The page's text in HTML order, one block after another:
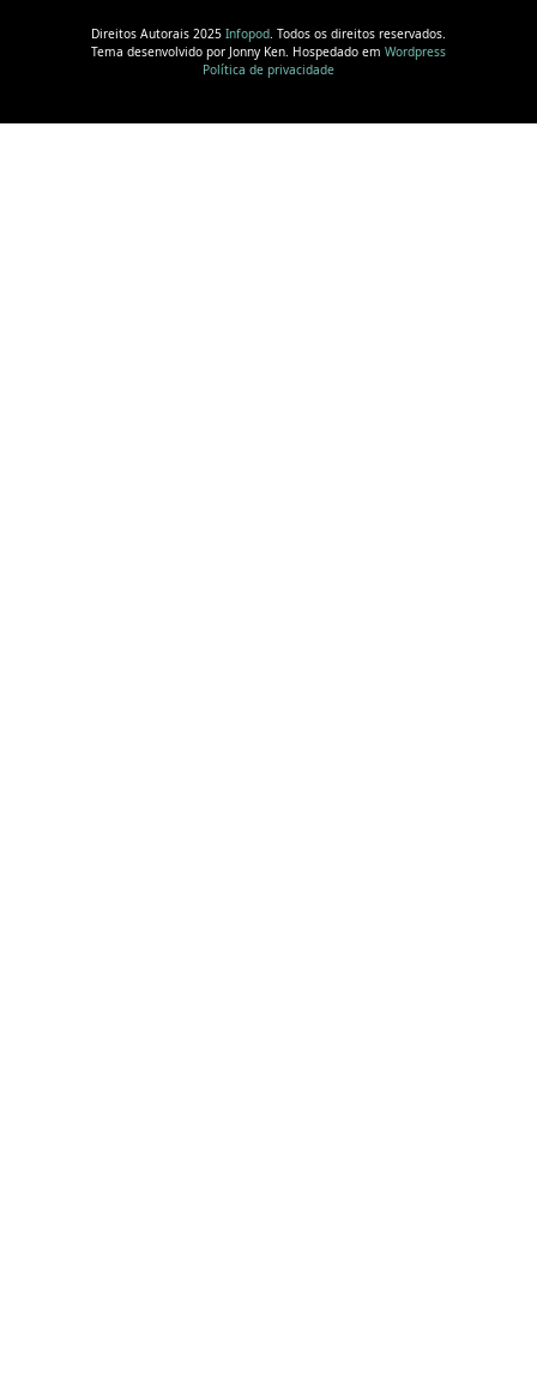
Direitos Autorais 2025 Infopod. Todos os direitos reservados.
Tema desenvolvido por Jonny Ken. Hospedado em Wordpress
Política de privacidade